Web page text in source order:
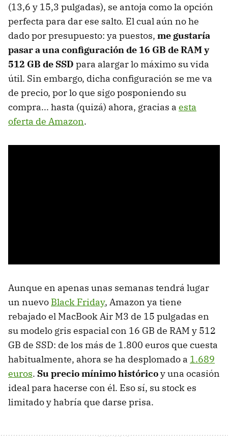
(13,6 y 15,3 pulgadas), se antoja como la opción
perfecta para dar ese salto. El cual aún no he
dado por presupuesto: ya puestos, me gustaría
pasar a una configuración de 16 GB de RAM y
512 GB de SSD para alargar lo máximo su vida
útil. Sin embargo, dicha configuración se me va
de precio, por lo que sigo posponiendo su
compra... hasta (quizá) ahora, gracias a esta
oferta de Amazon.
Aunque en apenas unas semanas tendrá lugar
un nuevo Black Friday, Amazon ya tiene
rebajado el MacBook Air M3 de 15 pulgadas en
su modelo gris espacial con 16 GB de RAM y 512
GB de SSD: de los más de 1.800 euros que cuesta
habitualmente, ahora se ha desplomado a 1.689
euros. Su precio mínimo históricoy una ocasión
ideal para hacerse con él. Eso sí, su stock es
limitado y habría que darse prisa.